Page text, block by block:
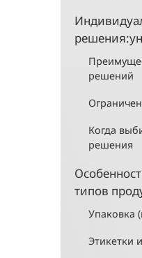
решений
Когда
решения
типов
Упаковка
Этикетки